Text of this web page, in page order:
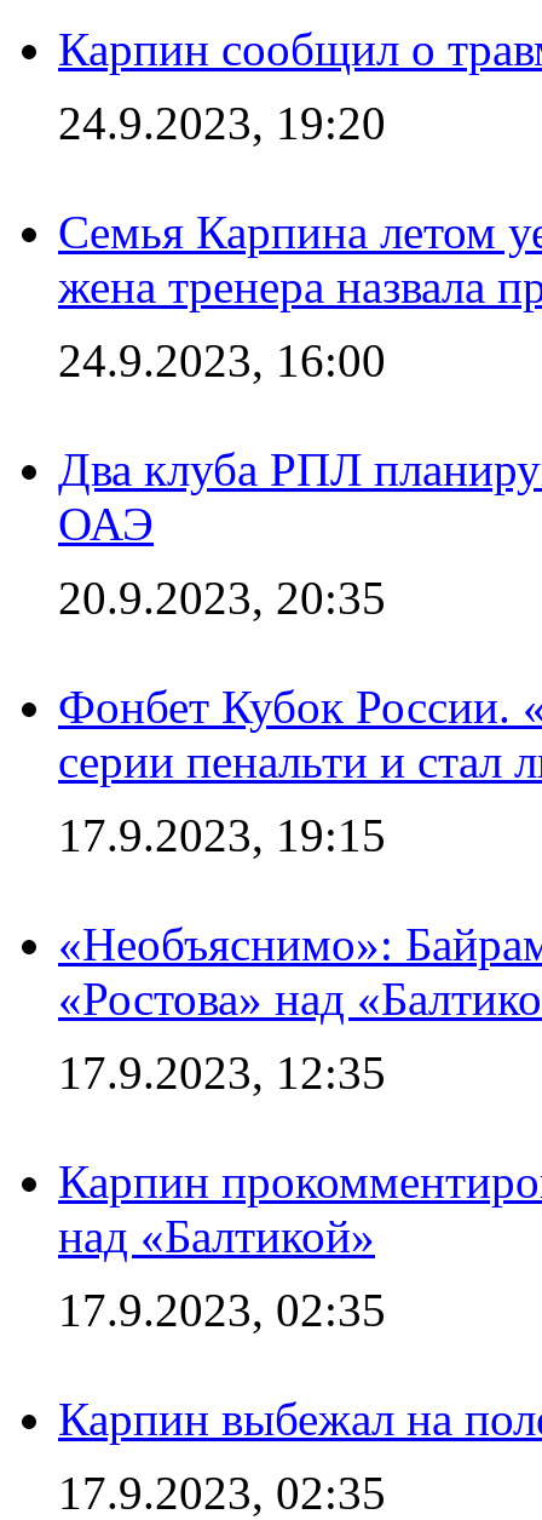
Карпин сообщил о
24.9.2023, 19:20
Семья Карпина летом
жена тренера назвала
24.9.2023, 16:00
Два клуба РПЛ
ОАЭ
20.9.2023, 20:35
Фонбет Кубок России.
серии пенальти и стал
17.9.2023, 19:15
«Необъяснимо»:
«Ростова» над
17.9.2023, 12:35
Карпин
над «Балтикой»
17.9.2023, 02:35
Карпин выбежал на
17.9.2023, 02:35